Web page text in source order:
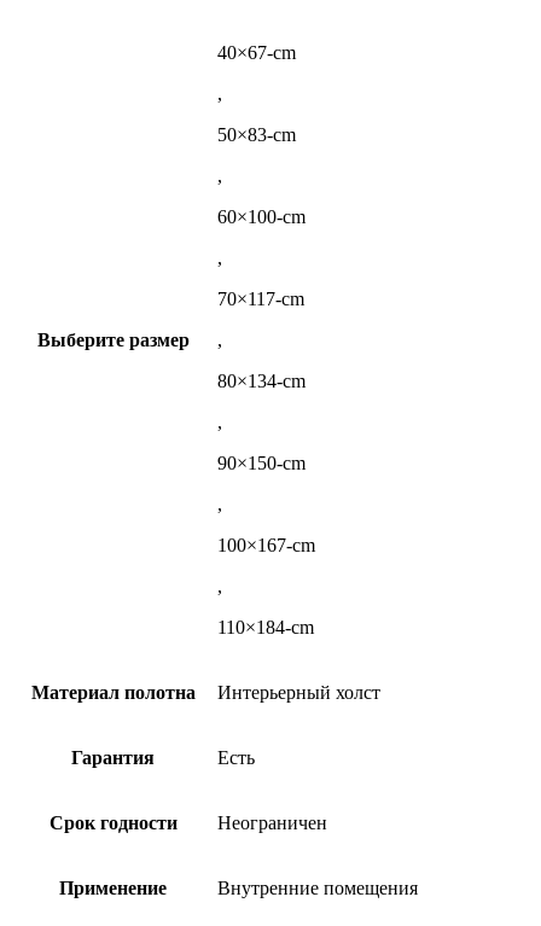
Выберите размер
40×67-cm
,
50×83-cm
,
60×100-cm
,
70×117-cm
,
80×134-cm
,
90×150-cm
,
100×167-cm
,
110×184-cm
Материал полотна Интерьерный холст
Гарантия Есть
Срок годности Неограничен
Применение Внутренние помещения